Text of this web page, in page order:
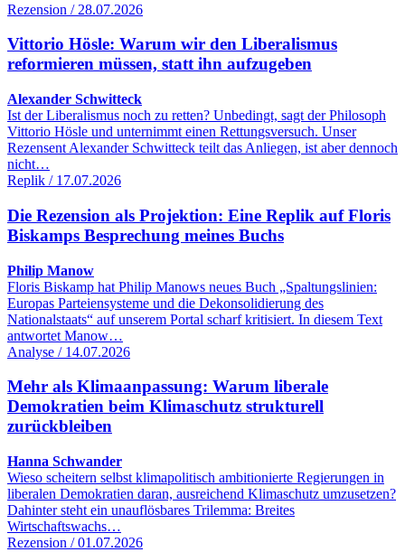
Rezension / 28.07.2026
Vittorio Hösle: Warum wir den Liberalismus
reformieren müssen, statt ihn aufzugeben
Alexander Schwitteck
Ist der Liberalismus noch zu retten? Unbedingt, sagt der Philosoph
Vittorio Hösle und unternimmt einen Rettungsversuch. Unser
Rezensent Alexander Schwitteck teilt das Anliegen, ist aber dennoch
nicht…
Replik / 17.07.2026
Die Rezension als Projektion: Eine Replik auf Floris
Biskamps Besprechung meines Buchs
Philip Manow
Floris Biskamp hat Philip Manows neues Buch „Spaltungslinien:
Europas Parteiensysteme und die Dekonsolidierung des
Nationalstaats“ auf unserem Portal scharf kritisiert. In diesem Text
antwortet Manow…
Analyse / 14.07.2026
Mehr als Klimaanpassung: Warum liberale
Demokratien beim Klimaschutz strukturell
zurückbleiben
Hanna Schwander
Wieso scheitern selbst klimapolitisch ambitionierte Regierungen in
liberalen Demokratien daran, ausreichend Klimaschutz umzusetzen?
Dahinter steht ein unauflösbares Trilemma: Breites
Wirtschaftswachs…
Rezension / 01.07.2026